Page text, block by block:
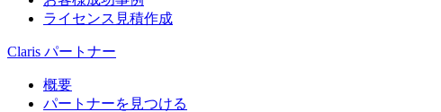
ライセンス見積作成
Claris パートナー
概要
パートナーを見つける